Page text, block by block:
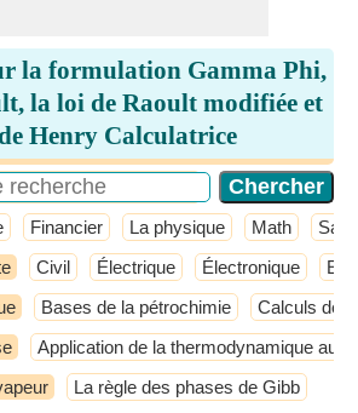
la formulation Gamma Phi,
la loi de Raoult modifiée et
Henry Calculatrice
Financier La physique Math
Civil Électrique Électronique
Bases de la pétrochimie Calculs de
Application de la thermodynamique aux
La règle des phases de Gibb